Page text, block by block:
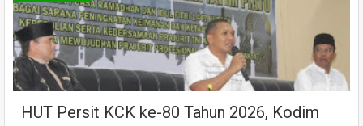
HUT Persit KCK ke-80 Tahun 2026, Kodim